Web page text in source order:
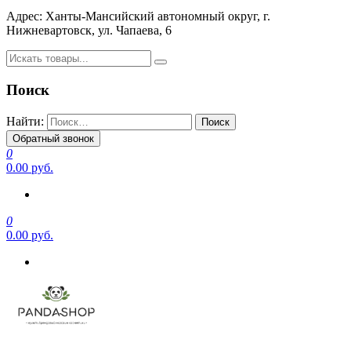
Адрес: Ханты-Мансийский автономный округ, г.
Нижневартовск, ул. Чапаева, 6
Поиск
Найти:
Обратный звонок
0
0.00 руб.
0
0.00 руб.